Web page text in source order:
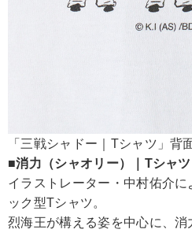
「三戦シャドー｜Tシャツ」背
■消力（シャオリー）｜Tシャツ
イラストレーター・中村佑介
ック型Tシャツ。
烈海王が構える姿を中心に、